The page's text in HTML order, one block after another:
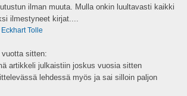
ilman muuta. Mulla onkin luultavasti kaikki
ilmestyneet kirjat....
Tolle
vuotta sitten:
artikkeli julkaistiin joskus vuosia sitten
lehdessä myös ja sai silloin paljon